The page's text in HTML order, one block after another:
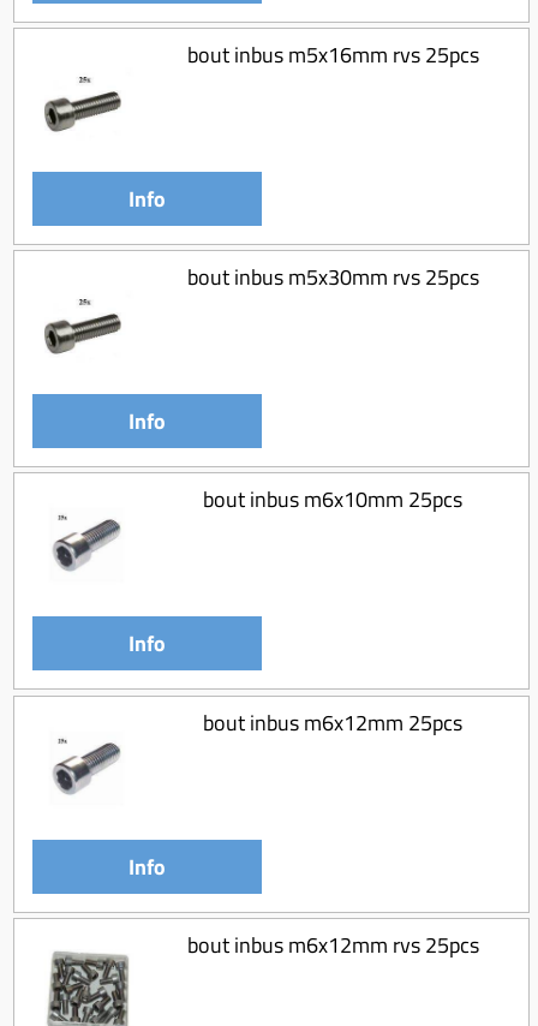
bout inbus m5x16mm rvs 25pcs
Info
bout inbus m5x30mm rvs 25pcs
Info
bout inbus m6x10mm 25pcs
Info
bout inbus m6x12mm 25pcs
Info
bout inbus m6x12mm rvs 25pcs